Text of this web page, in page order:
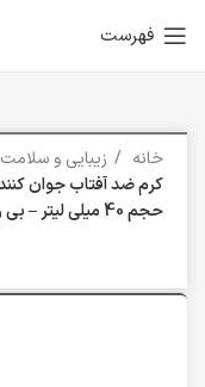
فهرست
خانه زیبایی و سلامت
حجم 40 میلی لیتر – بی رنگ